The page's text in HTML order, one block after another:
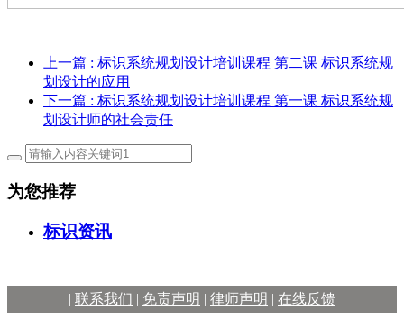
上一篇 : 标识系统规划设计培训课程 第二课 标识系统规
划设计的应用
下一篇 : 标识系统规划设计培训课程 第一课 标识系统规
划设计师的社会责任
为您推荐
标识资讯
| 联系我们 | 免责声明 | 律师声明 | 在线反馈